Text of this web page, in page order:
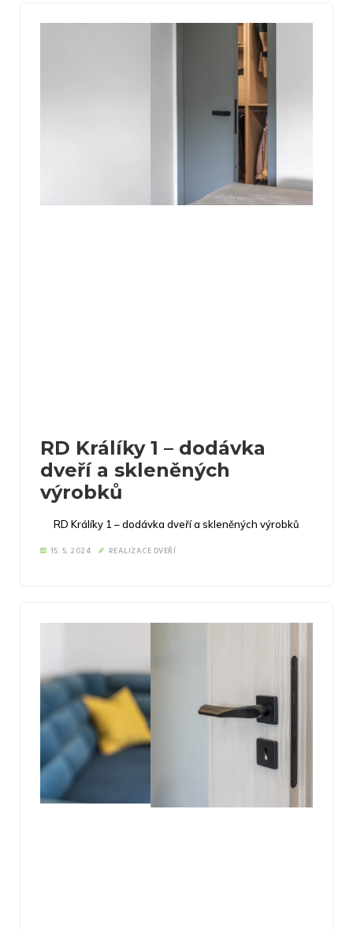
RD Králíky 1 – dodávka
dveří a skleněných
výrobků
RD Králíky 1 – dodávka dveří a skleněných výrobků
15. 5. 2024 REALIZACE DVEŘÍ